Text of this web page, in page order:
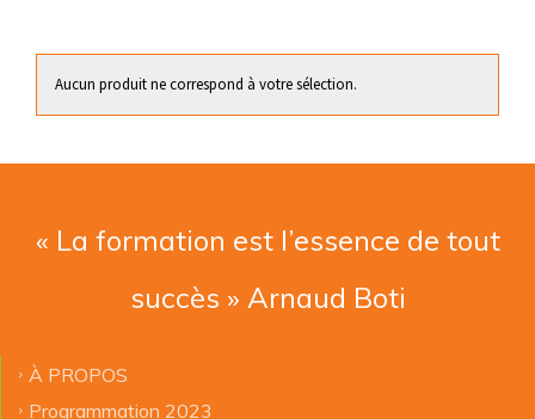
Aucun produit ne correspond à votre sélection.
« La formation est l’essence de tout
succès » Arnaud Boti
À PROPOS
Programmation 2023